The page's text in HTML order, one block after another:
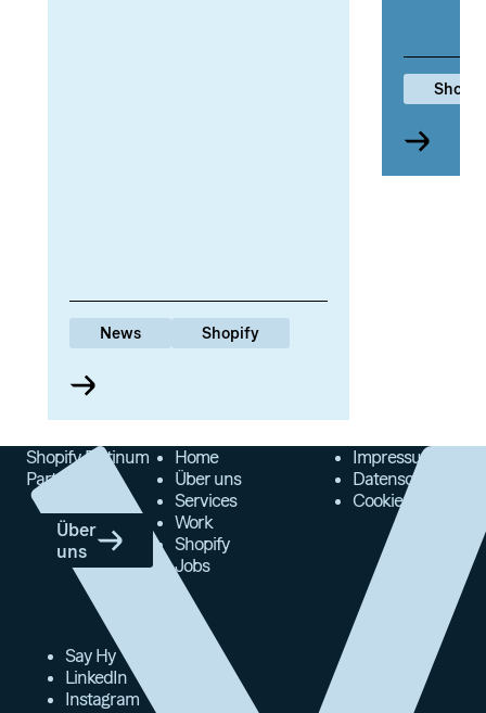
News Shopify
Shopify Platinum
Partner
Über
uns
Home
Über uns
Services
Work
Shopify
Jobs
Impressum
Datenschutz
Cookies
Say Hy
LinkedIn
Instagram